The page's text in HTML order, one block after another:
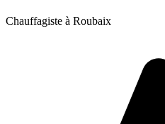
Chauffagiste à Roubaix